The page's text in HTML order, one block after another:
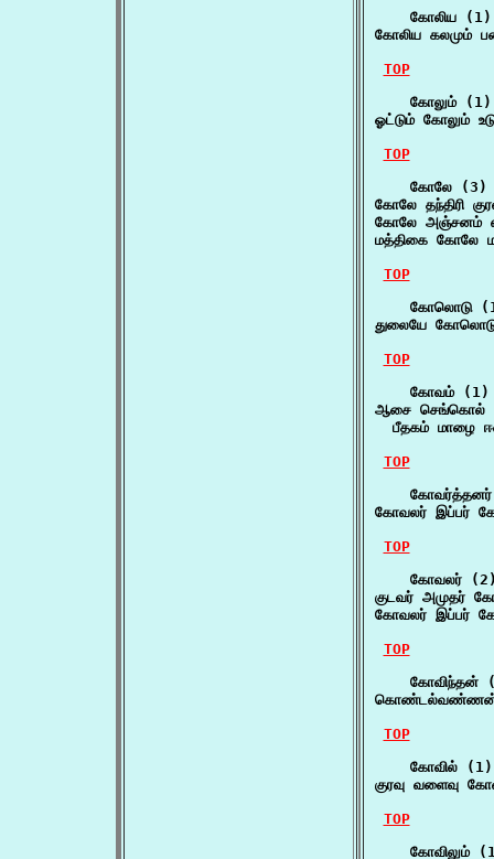
    கோலிய (1)
கோலிய கலமும்
TOP
    கோலும் (1)
ஓட்டும் கோலும்
TOP
    கோலே (3)
கோலே தந்திரி
கோலே அஞ்சனம்
மத்திகை கோலே
TOP
கோலொடு
துலையே
TOP
    கோவம் (1)
ஆசை செங்கொல்
பீதகம் மாழை
TOP
கோவர்த்தனர்
கோவலர் இப்பர்
TOP
கோவலர்
குடவர் அமுதர்
கோவலர் இப்பர்
TOP
கோவிந்தன்
கொண்டல்வண்ணன்
TOP
    கோவில் (1)
குரவு வளைவு
TOP
கோவிலும்